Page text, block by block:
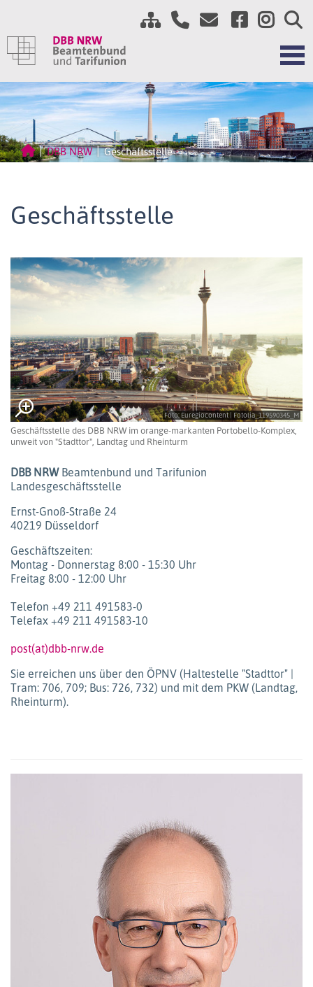
DBB NRW Geschäftsstelle
Geschäftsstelle
Foto: Euregiocontent | Fotolia_119590345_M
Geschäftsstelle des DBB NRW im orange-markanten Portobello-Komplex,
unweit von "Stadttor", Landtag und Rheinturm
DBB NRWBeamtenbund und Tarifunion
Landesgeschäftsstelle
Ernst-Gnoß-Straße 24
40219 Düsseldorf
Geschäftszeiten:
Montag - Donnerstag 8:00 - 15:30 Uhr
Freitag 8:00 - 12:00 Uhr
Telefon +49 211 491583-0
Telefax +49 211 491583-10
post(at)dbb-nrw.de
Sie erreichen uns über den ÖPNV (Haltestelle "Stadttor" |
Tram: 706, 709; Bus: 726, 732) und mit dem PKW (Landtag,
Rheinturm).